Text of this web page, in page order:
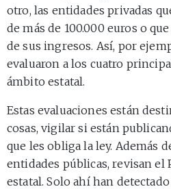
otro, las entidades privadas
de más de 100.000 euros o
de sus ingresos. Así, por
evaluaron a los cuatro
ámbito estatal.
Estas evaluaciones están
cosas, vigilar si están
que les obliga la ley. Además
entidades públicas, revisan el
estatal. Solo ahí han